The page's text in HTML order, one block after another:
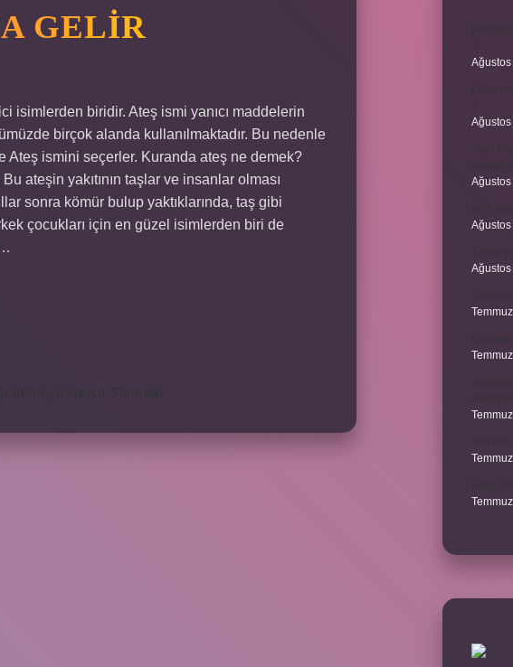
GELIR
isimlerden biridir. Ateş ismi yanıcı maddelerin
birçok alanda kullanılmaktadır. Bu nedenle
ismini seçerler. Kuranda ateş ne demek?
ateşin yakıtının taşlar ve insanlar olması
sonra kömür bulup yaktıklarında, taş gibi
çocukları için en güzel isimlerden biri de